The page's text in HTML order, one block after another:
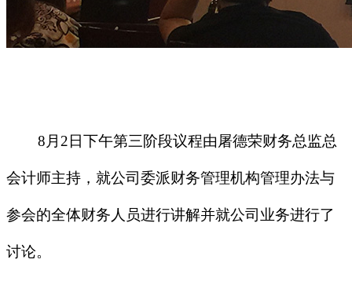
8 月 2日下午第三阶段议程由屠德荣财务总监总
会计师主持，就公司委派财务管理机构管理办法与
参会的全体财务人员进行讲解并就公司业务进行了
讨论。